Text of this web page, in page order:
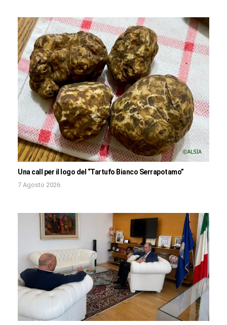
Una call per il logo del “Tartufo Bianco Serrapotamo”
7 Agosto 2026